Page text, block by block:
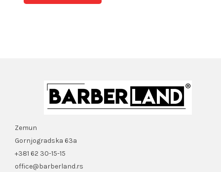
Zemun
Gornjogradska 63a
+381 62 30-15-15
office@barberland.rs